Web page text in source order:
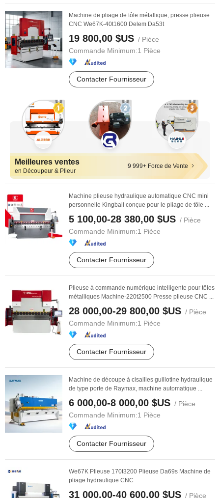
Machine de pliage de tôle métallique, presse plieuse
CNC We67K-40t1600 Delem Da53t
19 800,00 $US / Pièce
Commande Minimum:1 Pièce
Contacter Fournisseur
Meilleures ventes
en Découpeur & Plieur
9 999+ Force de Vente
Machine plieuse hydraulique automatique CNC mini
personnelle Kingball conçue pour le pliage de tôle ...
5 100,00-28 380,00 $US / Pièce
Commande Minimum:1 Pièce
Contacter Fournisseur
Plieuse à commande numérique intelligente pour tôles
métalliques Machine-220t2500 Presse plieuse CNC ...
28 000,00-29 800,00 $US / Pièce
Commande Minimum:1 Pièce
Contacter Fournisseur
Machine de découpe à cisailles guillotine hydraulique
de type porte de Raymax, machine automatique ...
6 000,00-8 000,00 $US / Pièce
Commande Minimum:1 Pièce
Contacter Fournisseur
We67K Plieuse 170t3200 Plieuse Da69s Machine de
pliage hydraulique CNC
31 000,00-40 600,00 $US / Pièce